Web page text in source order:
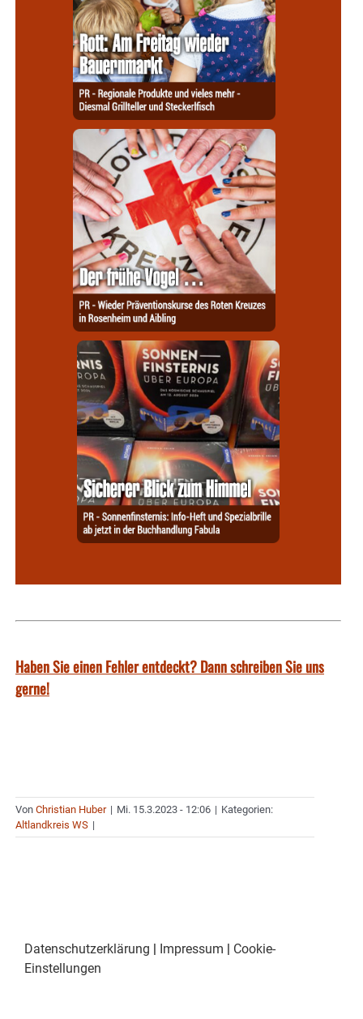
Haben Sie einen Fehler entdeckt? Dann schreiben Sie uns
gerne!
Von Christian Huber | Mi. 15.3.2023 - 12:06 | Kategorien:
Altlandkreis WS |
Datenschutzerklärung | Impressum | Cookie-
Einstellungen